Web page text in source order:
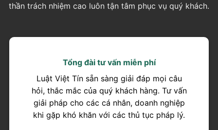
thần trách nhiệm cao luôn tận tâm phục vụ quý khách.
Tổng đài tư vấn miễn phí
Luật Việt Tín sẵn sàng giải đáp mọi câu
hỏi, thắc mắc của quý khách hàng. Tư vấn
giải pháp cho các cá nhân, doanh nghiệp
khi gặp khó khăn với các thủ tục pháp lý.